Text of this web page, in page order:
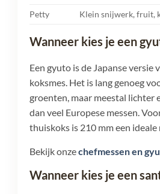
Petty
Klein snijwerk, fruit,
Wanneer kies je een
Een gyuto is de Japanse versie
koksmes. Het is lang genoeg
groenten, maar meestal lichter
dan veel Europese messen.
thuiskoks is 210 mm een ideale
Bekijk onzechefmessen en
Wanneer kies je een